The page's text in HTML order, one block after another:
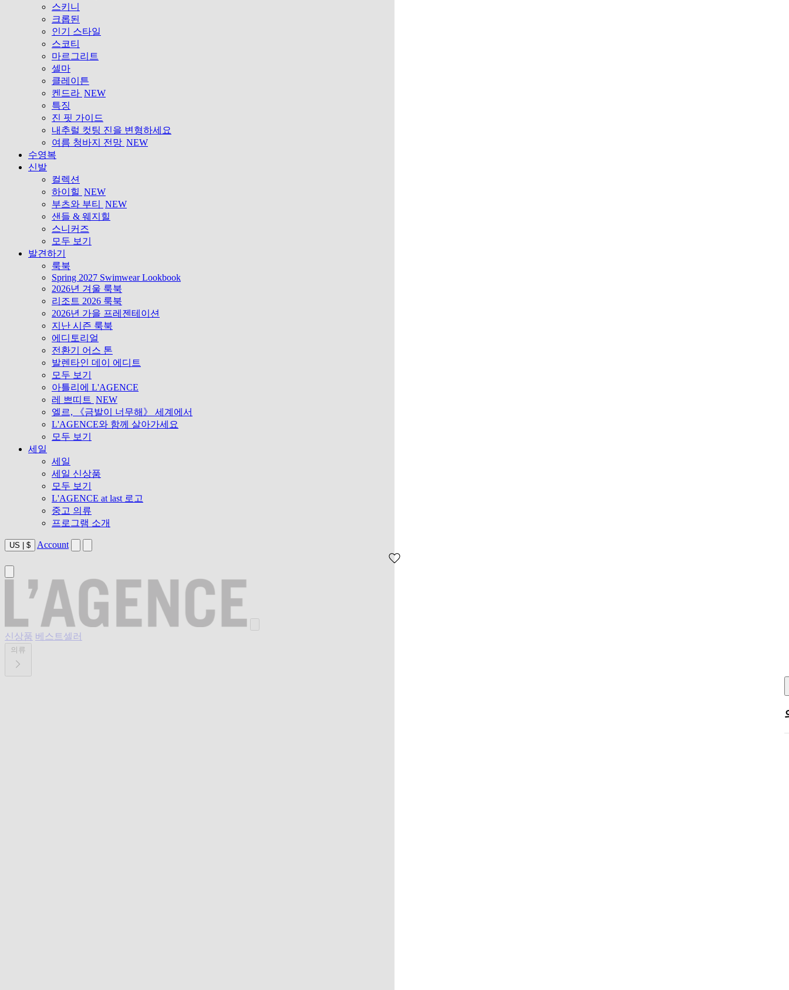
스키니
크롭된
인기 스타일
스코티
마르그리트
셀마
클레이튼
켄드라 NEW
특징
진 핏 가이드
내추럴 컷팅 진을 변형하세요
여름 청바지 전망 NEW
수영복
신발
컬렉션
하이힐 NEW
부츠와 부티
NEW
샌들 & 웨지힐
스니커즈
모두 보기
발견하기
룩북
Spring 2027 Swimwear Lookbook
2026년 겨울 룩북
리조트 2026 룩북
2026년 가을 프레젠테이션
지난 시즌 룩북
에디토리얼
전환기 어스 톤
발렌타인 데이 에디트
모두 보기
아틀리에 L'AGENCE
레 쁘띠트 NEW
엘르, 《금발이 너무해》 세계에서
L'AGENCE와 함께 살아가세요
모두 보기
세일
세일
세일 신상품
모두 보기
L'AGENCE at last 로고
중고 의류
프로그램 소개
US $ Account
신상품 베스트셀러
의류